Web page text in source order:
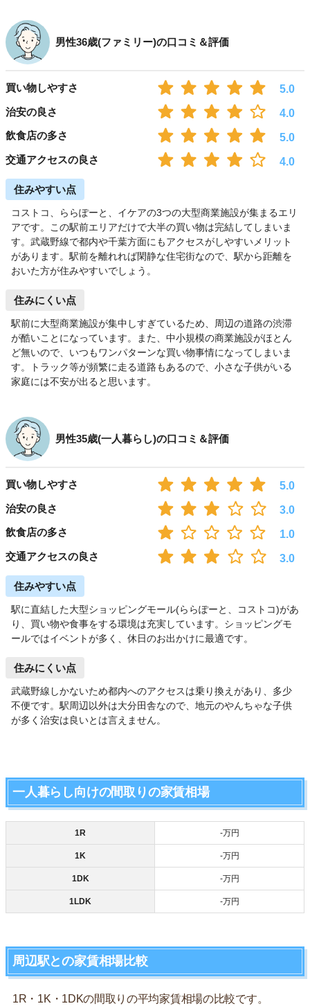
男性36歳(ファミリー)の口コミ＆評価
買い物しやすさ
5.0
治安の良さ
4.0
飲食店の多さ
5.0
交通アクセスの良さ
4.0
住みやすい点
コストコ、ららぽーと、イケアの3つの大型商業施設が集まるエリ
アです。この駅前エリアだけで大半の買い物は完結してしまいま
す。武蔵野線で都内や千葉方面にもアクセスがしやすいメリット
があります。駅前を離れれば閑静な住宅街なので、駅から距離を
おいた方が住みやすいでしょう。
住みにくい点
駅前に大型商業施設が集中しすぎているため、周辺の道路の渋滞
が酷いことになっています。また、中小規模の商業施設がほとん
ど無いので、いつもワンパターンな買い物事情になってしまいま
す。トラック等が頻繁に走る道路もあるので、小さな子供がいる
家庭には不安が出ると思います。
男性35歳(一人暮らし)の口コミ＆評価
買い物しやすさ
5.0
治安の良さ
3.0
飲食店の多さ
1.0
交通アクセスの良さ
3.0
住みやすい点
駅に直結した大型ショッピングモール(ららぽーと、コストコ)があ
り、買い物や食事をする環境は充実しています。ショッピングモ
ールではイベントが多く、休日のお出かけに最適です。
住みにくい点
武蔵野線しかないため都内へのアクセスは乗り換えがあり、多少
不便です。駅周辺以外は大分田舎なので、地元のやんちゃな子供
が多く治安は良いとは言えません。
一人暮らし向けの間取りの家賃相場
1R ‐万円
1K ‐万円
1DK ‐万円
1LDK ‐万円
周辺駅との家賃相場比較
1R・1K・1DKの間取りの平均家賃相場の比較です。